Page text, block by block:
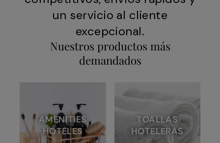
un servicio al cliente
excepcional.
Nuestros productos más
demandados
AMENITIES
HOTELES
TOALLAS
HOTELERAS